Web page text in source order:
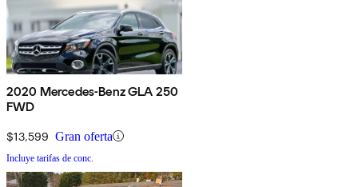
2020 Mercedes-Benz GLA 250
FWD
$13,599 Gran oferta
Incluye tarifas de conc.